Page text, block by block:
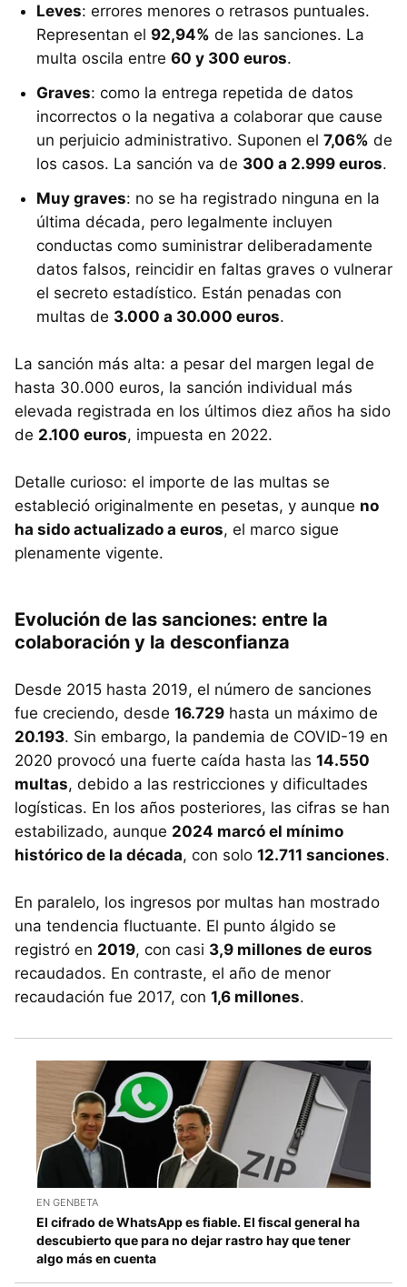
Leves: errores menores o retrasos puntuales.
Representan el 92,94% de las sanciones. La
multa oscila entre 60 y 300 euros.
Graves: como la entrega repetida de datos
incorrectos o la negativa a colaborar que cause
un perjuicio administrativo. Suponen el 7,06% de
los casos. La sanción va de 300 a 2.999 euros.
Muy graves: no se ha registrado ninguna en la
última década, pero legalmente incluyen
conductas como suministrar deliberadamente
datos falsos, reincidir en faltas graves o vulnerar
el secreto estadístico. Están penadas con
multas de 3.000 a 30.000 euros.
La sanción más alta: a pesar del margen legal de
hasta 30.000 euros, la sanción individual más
elevada registrada en los últimos diez años ha sido
de 2.100 euros, impuesta en 2022.
Detalle curioso: el importe de las multas se
estableció originalmente en pesetas, y aunque no
ha sido actualizado a euros, el marco sigue
plenamente vigente.
Evolución de las sanciones: entre la
colaboración y la desconfianza
Desde 2015 hasta 2019, el número de sanciones
fue creciendo, desde 16.729 hasta un máximo de
20.193. Sin embargo, la pandemia de COVID-19 en
2020 provocó una fuerte caída hasta las 14.550
multas, debido a las restricciones y dificultades
logísticas. En los años posteriores, las cifras se han
estabilizado, aunque 2024 marcó el mínimo
histórico de la década, con solo 12.711 sanciones.
En paralelo, los ingresos por multas han mostrado
una tendencia fluctuante. El punto álgido se
registró en 2019, con casi 3,9 millones de euros
recaudados. En contraste, el año de menor
recaudación fue 2017, con 1,6 millones.
EN GENBETA
El cifrado de WhatsApp es fiable. El fiscal general ha
descubierto que para no dejar rastro hay que tener
algo más en cuenta